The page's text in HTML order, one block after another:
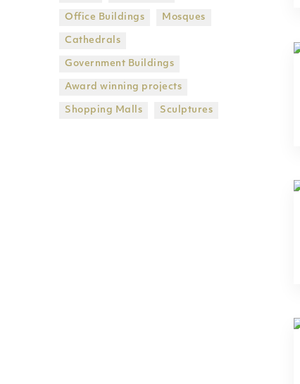
Office Buildings Mosques
Cathedrals
Government Βuildings
Award winning projects
Shopping Malls Sculptures